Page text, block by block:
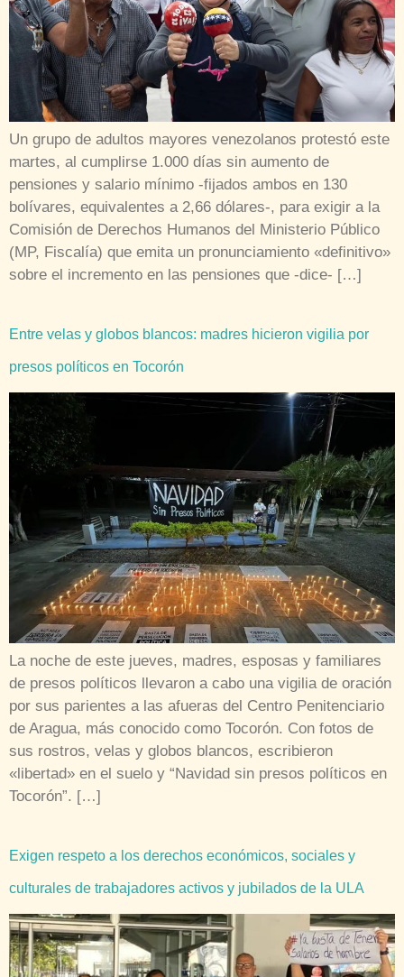
Un grupo de adultos mayores venezolanos protestó este
martes, al cumplirse 1.000 días sin aumento de
pensiones y salario mínimo -fijados ambos en 130
bolívares, equivalentes a 2,66 dólares-, para exigir a la
Comisión de Derechos Humanos del Ministerio Público
(MP, Fiscalía) que emita un pronunciamiento «definitivo»
sobre el incremento en las pensiones que -dice- […]
Entre velas y globos blancos: madres hicieron vigilia por
presos políticos en Tocorón
La noche de este jueves, madres, esposas y familiares
de presos políticos llevaron a cabo una vigilia de oración
por sus parientes a las afueras del Centro Penitenciario
de Aragua, más conocido como Tocorón. Con fotos de
sus rostros, velas y globos blancos, escribieron
«libertad» en el suelo y “Navidad sin presos políticos en
Tocorón”. […]
Exigen respeto a los derechos económicos, sociales y
culturales de trabajadores activos y jubilados de la ULA